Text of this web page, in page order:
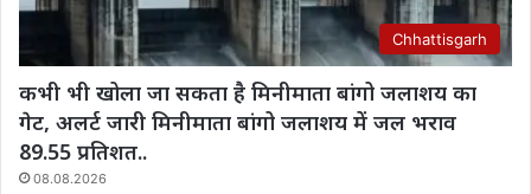
Chhattisgarh
कभी भी खोला जा सकता है मिनीमाता बांगो जलाशय का
गेट, अलर्ट जारी मिनीमाता बांगो जलाशय में जल भराव
89.55 प्रतिशत..
08.08.2026